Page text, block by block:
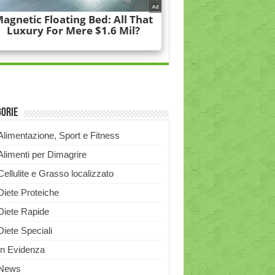
Sport e Fitness
per Dimagrire
e Grasso localizzato
Proteiche
Rapide
Speciali
Evidenza